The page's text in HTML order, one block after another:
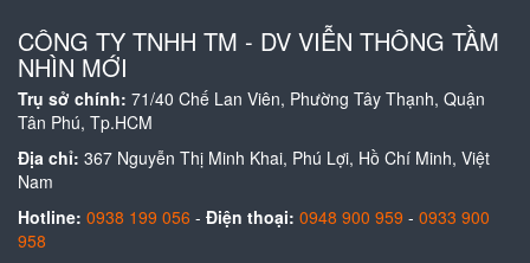
CÔNG TY TNHH TM - DV VIỄN THÔNG TẦM
NHÌN MỚI
Trụ sở chính: 71/40 Chế Lan Viên, Phường Tây Thạnh, Quận
Tân Phú, Tp.HCM
Địa chỉ: 367 Nguyễn Thị Minh Khai, Phú Lợi, Hồ Chí Minh, Việt
Nam
Hotline: 0938 199 056 - Điện thoại: 0948 900 959 - 0933 900
958